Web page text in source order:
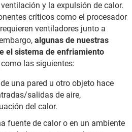
y la expulsión de calor.
críticos como el procesador
ventiladores junto a
algunas de nuestras
el sistema de enfriamiento
como las siguientes:
una pared u otro objeto hace
salidas de aire,
del calor.
fuente de calor o en un ambiente